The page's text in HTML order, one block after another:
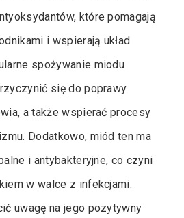
które pomagają
i wspierają układ
spożywanie miodu
się do poprawy
a także wspierać procesy
Dodatkowo, miód ten ma
i antybakteryjne, co czyni
w walce z infekcjami.
uwagę na jego pozytywny